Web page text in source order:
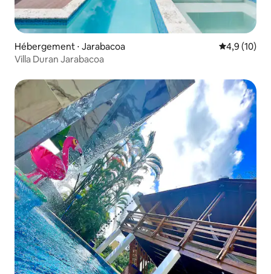
Hébergement ⋅ Jarabacoa Évaluation
4,9 (10)
Villa Duran Jarabacoa